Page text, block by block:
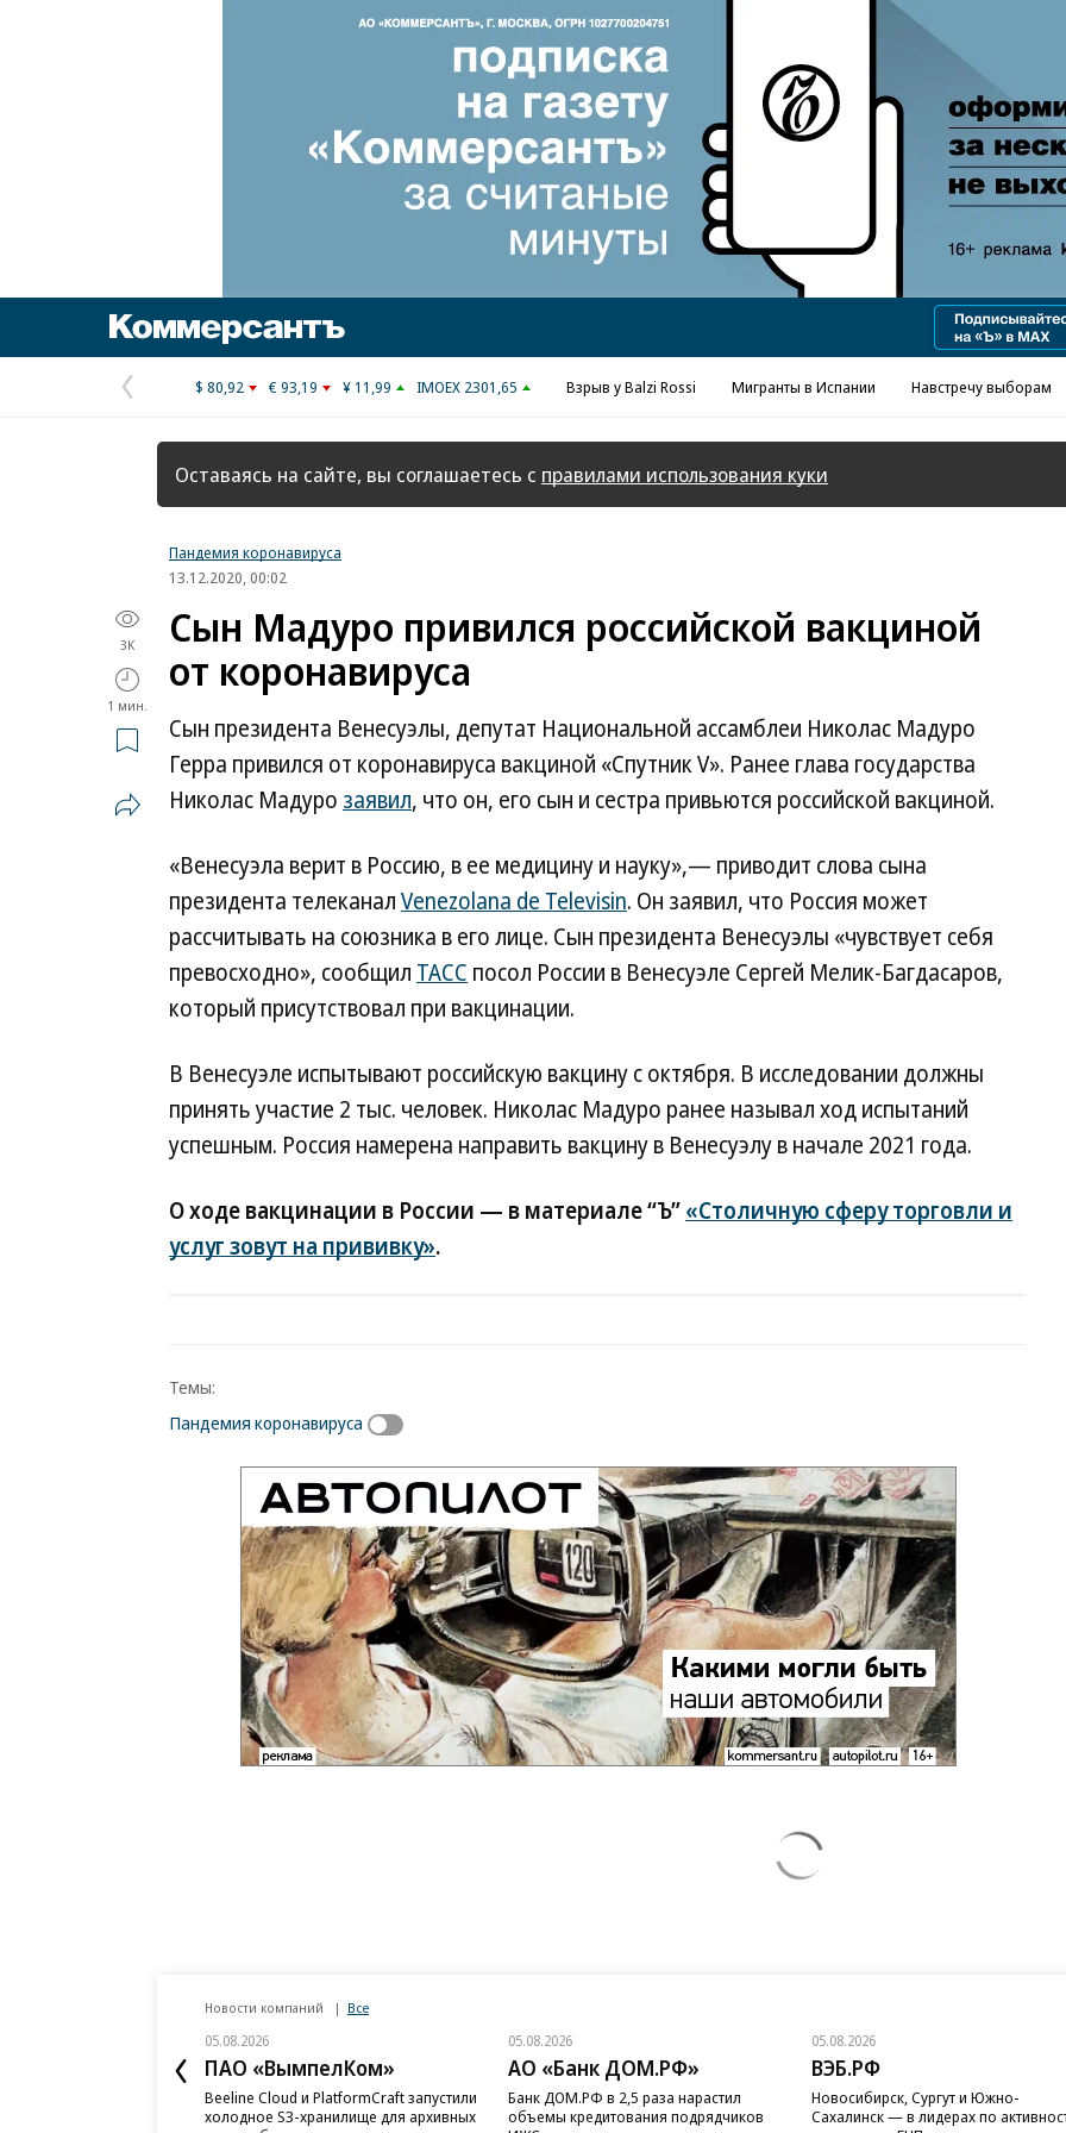
Реклама в «Ъ» www.kommersant.ru/ad
Предыдущая
страница
$ 80,92 € 93,19 ¥ 11,99 IMOEX 2301,65 Взрыв у Balzi Rossi Мигранты в Испании Навстречу выборам
Оставаясь на сайте, вы соглашаетесь с правилами использования куки
Пандемия коронавируса
13.12.2020, 00:02
3K
1 мин.
Сын Мадуро привился российской вакциной
от коронавируса
Сын президента Венесуэлы, депутат Национальной ассамблеи Николас Мадуро
Герра привился от коронавируса вакциной «Спутник V». Ранее глава государства
Николас Мадуро заявил, что он, его сын и сестра привьются российской вакциной.
«Венесуэла верит в Россию, в ее медицину и науку»,— приводит слова сына
президента телеканалVenezolana de Televisin. Он заявил, что Россия может
рассчитывать на союзника в его лице. Сын президента Венесуэлы «чувствует себя
превосходно», сообщил ТАСС посол России в Венесуэле Сергей Мелик-Багдасаров,
который присутствовал при вакцинации.
В Венесуэле испытывают российскую вакцину с октября. В исследовании должны
принять участие 2 тыс. человек. Николас Мадуро ранее называл ход испытаний
успешным. Россия намерена направить вакцину в Венесуэлу в начале 2021 года.
О ходе вакцинации в России — в материале “Ъ”«Столичную сферу торговли и
услуг зовут на прививку».
Темы:
Пандемия коронавируса
Новости компаний Все
05.08.2026
ПАО «ВымпелКом»
Beeline Cloud и PlatformCraft запустили
холодное S3-хранилище для архивных
05.08.2026
АО «Банк ДОМ.РФ»
Банк ДОМ.РФ в 2,5 раза нарастил
объемы кредитования подрядчиков
05.08.2026
ВЭБ.РФ
Новосибирск, Сургут и Южно-
Сахалинск — в лидерах по